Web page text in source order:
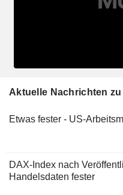
Aktuelle Nachrichten zu
Etwas fester - US-
DAX-Index nach
Handelsdaten fester